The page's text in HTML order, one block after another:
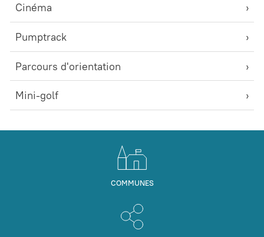
Cinéma
Pumptrack
Parcours d'orientation
Mini-golf
COMMUNES